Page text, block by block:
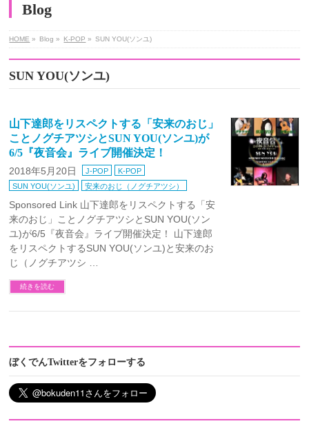
Blog
HOME » Blog » K-POP » SUN YOU(ソンユ)
SUN YOU(ソンユ)
山下達郎をリスペクトする「安来のおじ」
ことノグチアツシとSUN YOU(ソンユ)が
6/5『夜音会』ライブ開催決定！
2018年5月20日 J-POP
K-POP
SUN YOU(ソンユ)
安来のおじ（ノグチアツシ）
Sponsored Link 山下達郎をリスペクトする「安
来のおじ」ことノグチアツシとSUN YOU(ソン
ユ)が6/5『夜音会』ライブ開催決定！ 山下達郎
をリスペクトするSUN YOU(ソンユ)と安来のお
じ（ノグチアツシ …
続きを読む
ぼくでんTwitterをフォローする